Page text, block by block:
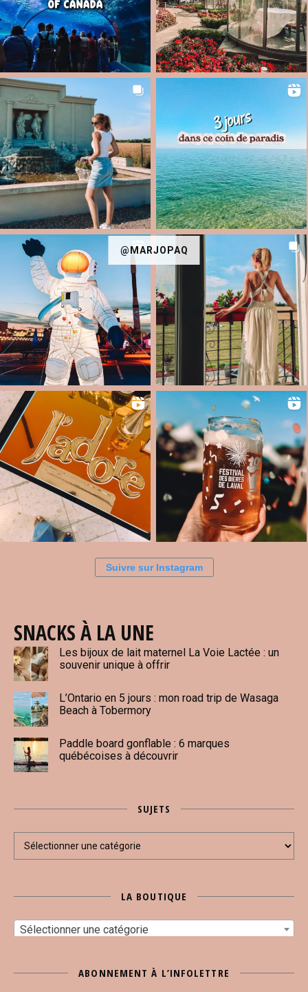
@MARJOPAQ
Suivre sur Instagram
SNACKS À LA UNE
Les bijoux de lait maternel La Voie Lactée : un
souvenir unique à offrir
L’Ontario en 5 jours : mon road trip de Wasaga
Beach à Tobermory
Paddle board gonflable : 6 marques
québécoises à découvrir
SUJETS
Sujets
LA BOUTIQUE
Sélectionner une catégorie
ABONNEMENT À L’INFOLETTRE